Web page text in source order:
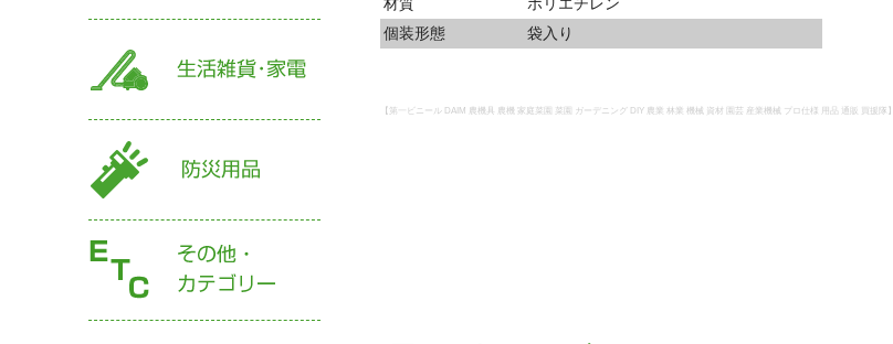
材質
ポリエチレン
個装形態
袋入り
【第一ビニール DAIM 農機具 農機 家庭菜園 菜園 ガーデニング DIY 農業 林業 機械 資材 園芸 産業機械 プロ仕様 用品 通販 買援隊】